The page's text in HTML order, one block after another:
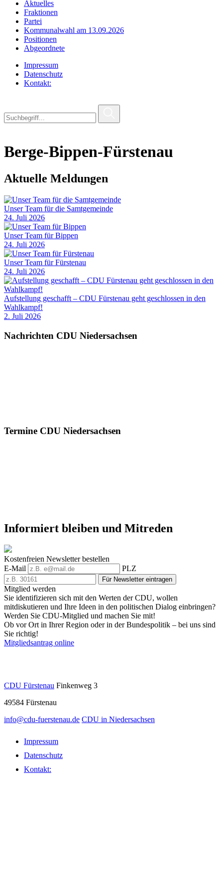
Aktuelles
Fraktionen
Partei
Kommunalwahl am 13.09.2026
Positionen
Abgeordnete
Impressum
Datenschutz
Kontakt:
Berge-Bippen-Fürstenau
Aktuelle Meldungen
Unser Team für die Samtgemeinde
24. Juli 2026
Unser Team für Bippen
24. Juli 2026
Unser Team für Fürstenau
24. Juli 2026
Aufstellung geschafft – CDU Fürstenau geht geschlossen in den
Wahlkampf!
2. Juli 2026
Nachrichten CDU Niedersachsen
Termine CDU Niedersachsen
Informiert bleiben und Mitreden
Kostenfreien Newsletter bestellen
E-Mail
PLZ
Für Newsletter eintragen
Mitglied werden
Sie identifizieren sich mit den Werten der CDU, wollen
mitdiskutieren und Ihre Ideen in den politischen Dialog einbringen?
Werden Sie CDU-Mitglied und machen Sie mit!
Ob vor Ort in Ihrer Region oder in der Bundespolitik – bei uns sind
Sie richtig!
Mitgliedsantrag online
CDU Fürstenau Finkenweg 3
49584 Fürstenau
info@cdu-fuerstenau.de CDU in Niedersachsen
Impressum
Datenschutz
Kontakt: